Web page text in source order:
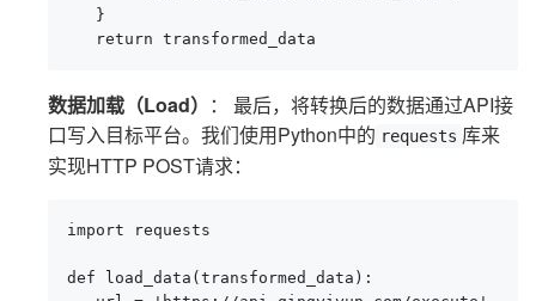
   }
   return transformed_data
数据加载（Load） ： 最后，将转换后的数据通过API接
口写入目标平台。我们使用Python中的 requests 库来
实现HTTP POST请求：
import requests
def load_data(transformed_data):